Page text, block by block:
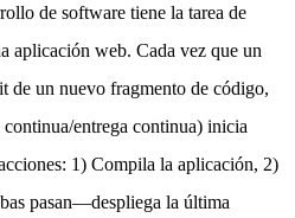
de software tiene la tarea de
aplicación web. Cada vez que un
de un nuevo fragmento de código,
entrega continua) inicia
1) Compila la aplicación, 2)
pasan—despliega la última